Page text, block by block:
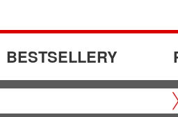
BESTSELLERY